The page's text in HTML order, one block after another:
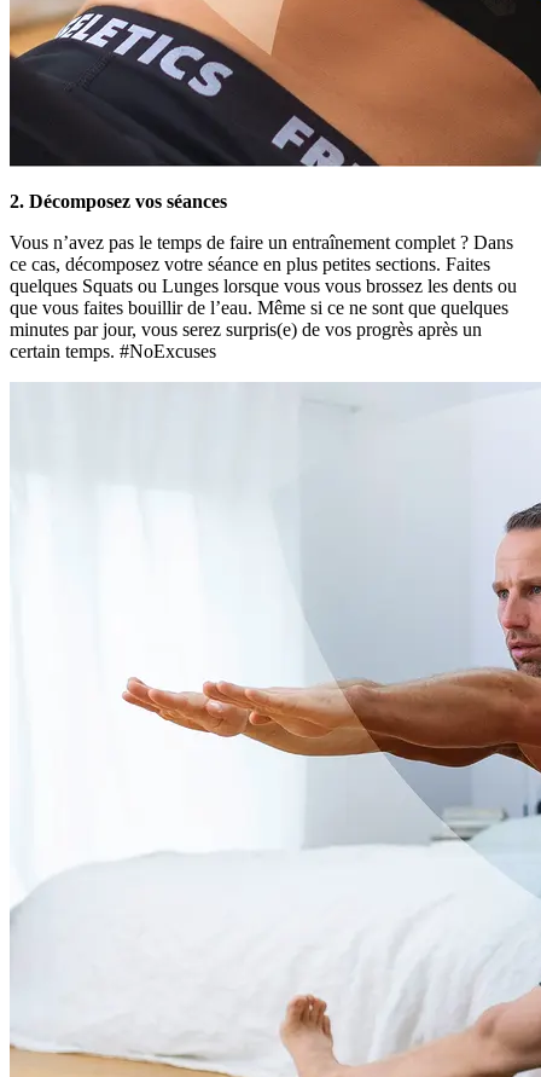
2. Décomposez vos séances
Vous n’avez pas le temps de faire un entraînement complet ? Dans
ce cas, décomposez votre séance en plus petites sections. Faites
quelques Squats ou Lunges lorsque vous vous brossez les dents ou
que vous faites bouillir de l’eau. Même si ce ne sont que quelques
minutes par jour, vous serez surpris(e) de vos progrès après un
certain temps. #NoExcuses